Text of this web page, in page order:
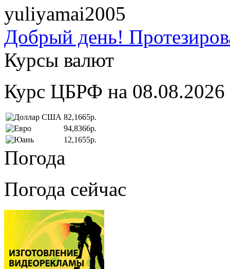
yuliyamai2005
Добрый день!
Курсы валют
Курс ЦБРФ на 08.08.2026
82,1665р.
94,8366р.
12,1655р.
Погода
Погода сейчас